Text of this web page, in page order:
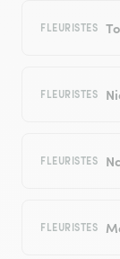
FLEURISTES
FLEURISTES
FLEURISTES
FLEURISTES